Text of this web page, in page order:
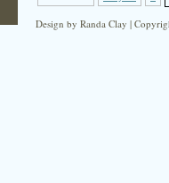
Design by Randa Clay |